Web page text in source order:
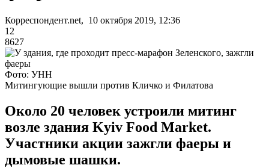
Корреспондент.net, 10 октября 2019, 12:36
12
8627
Фото: УНН
Митингующие вышли против Кличко и Филатова
Около 20 человек устроили митинг
возле здания Kyiv Food Market.
Участники акции зажгли фаеры и
дымовые шашки.